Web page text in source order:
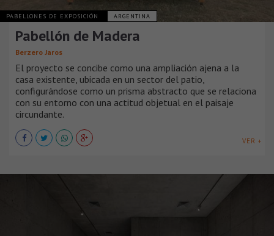
PABELLONES DE EXPOSICIÓN ARGENTINA
Pabellón de Madera
Berzero Jaros
El proyecto se concibe como una ampliación ajena a la
casa existente, ubicada en un sector del patio,
configurándose como un prisma abstracto que se relaciona
con su entorno con una actitud objetual en el paisaje
circundante.
VER +